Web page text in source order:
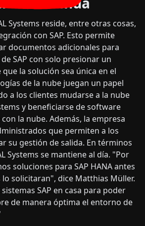
Systems reside, entre otras cosas,
con SAP. Esto permite
documentos adicionales para
SAP con solo presionar un
la solución sea única en el
de la nube juegan un papel
a los clientes mudarse a la nube
y beneficiarse de software
la nube. Además, la empresa
que permiten a los
su gestión de salida. En términos
Systems se mantiene al día. "Por
soluciones para SAP HANA antes
solicitaran", dice Matthias Müller.
SAP en casa para poder
de manera óptima el entorno de